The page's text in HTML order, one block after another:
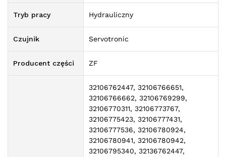
Tryb pracy Hydrauliczny
Czujnik Servotronic
Producent części ZF
32106762447, 32106766651,
32106766662, 32106769299,
32106770311, 32106773767,
32106775423, 32106777431,
32106777536, 32106780924,
32106780941, 32106780942,
32106795340, 32136762447,